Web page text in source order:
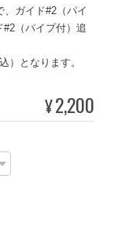
、ガイド#2（パイ
（パイプ付）追
）となります。
¥2,200